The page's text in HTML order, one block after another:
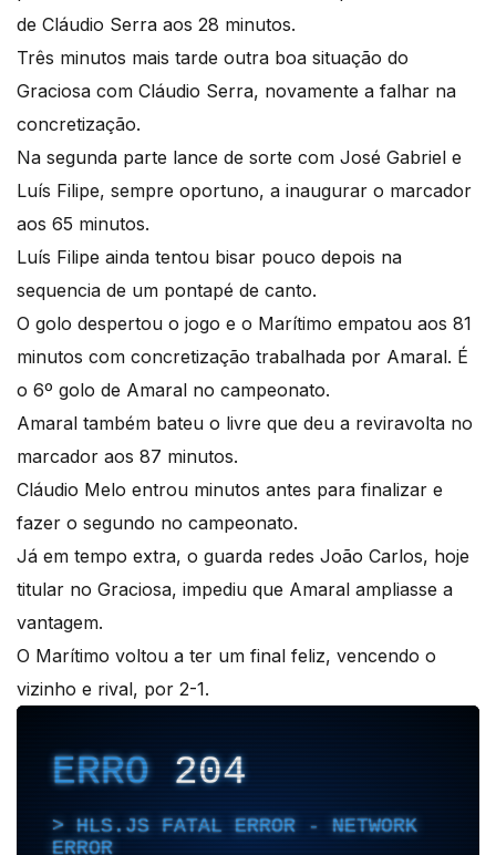
de Cláudio Serra aos 28 minutos.
Três minutos mais tarde outra boa situação do
Graciosa com Cláudio Serra, novamente a falhar na
concretização.
Na segunda parte lance de sorte com José Gabriel e
Luís Filipe, sempre oportuno, a inaugurar o marcador
aos 65 minutos.
Luís Filipe ainda tentou bisar pouco depois na
sequencia de um pontapé de canto.
O golo despertou o jogo e o Marítimo empatou aos 81
minutos com concretização trabalhada por Amaral. É
o 6º golo de Amaral no campeonato.
Amaral também bateu o livre que deu a reviravolta no
marcador aos 87 minutos.
Cláudio Melo entrou minutos antes para finalizar e
fazer o segundo no campeonato.
Já em tempo extra, o guarda redes João Carlos, hoje
titular no Graciosa, impediu que Amaral ampliasse a
vantagem.
O Marítimo voltou a ter um final feliz, vencendo o
vizinho e rival, por 2-1.